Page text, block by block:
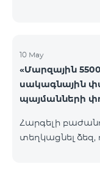
10 May
«Մարզային
սակագնային
պայմանների
Հարգելի
տեղկացնել ձեզ,